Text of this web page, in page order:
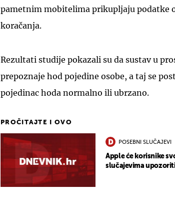
pametnim mobitelima prikupljaju podatke
koračanja.
Rezultati studije pokazali su da sustav u
prepoznaje hod pojedine osobe, a taj se
pojedinac hoda normalno ili ubrzano.
PROČITAJTE I OVO
POSEBNI SLUČAJEVI
Apple će korisnike
slučajevima